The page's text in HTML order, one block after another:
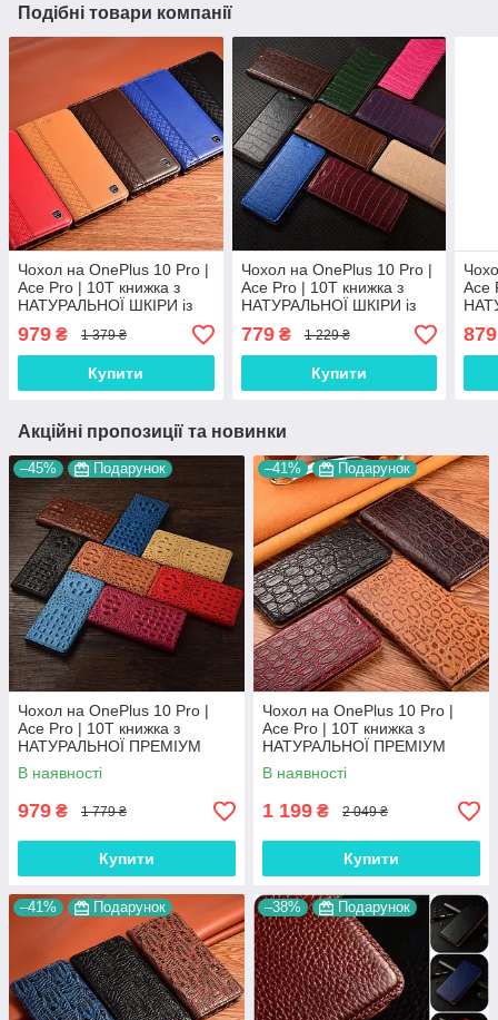
Подібні товари компанії
Чохол на OnePlus 10 Pro |
Ace Pro | 10T книжка з
НАТУРАЛЬНОЇ ШКІРИ із
підставкою візитницею
протиударний магнітний
"BOTTEGA"
979 ₴ 1 379 ₴
Купити
Чохол на OnePlus 10 Pro |
Ace Pro | 10T книжка з
НАТУРАЛЬНОЇ ШКІРИ із
підставкою візитницею
протиударний магнітний
"LUXOR"
779₴ 1 229 ₴
Купити
Ace
879
Акційні пропозиції та новинки
–45% Подарунок
Чохол на OnePlus 10 Pro |
Ace Pro | 10T книжка з
НАТУРАЛЬНОЇ ПРЕМІУМ
ШКІРИ із підставкою
протиударний магнітний 3D
"CROCOHEAD"
В наявності
979 ₴ 1 779 ₴
Купити
–41% Подарунок
Чохол на OnePlus 10 Pro |
Ace Pro | 10T книжка з
НАТУРАЛЬНОЇ ПРЕМІУМ
ШКІРИ із підставкою
протиударний магнітний
"JACOSA"
В наявності
1 199 ₴ 2 049 ₴
Купити
–41% Подарунок –38% Подарунок